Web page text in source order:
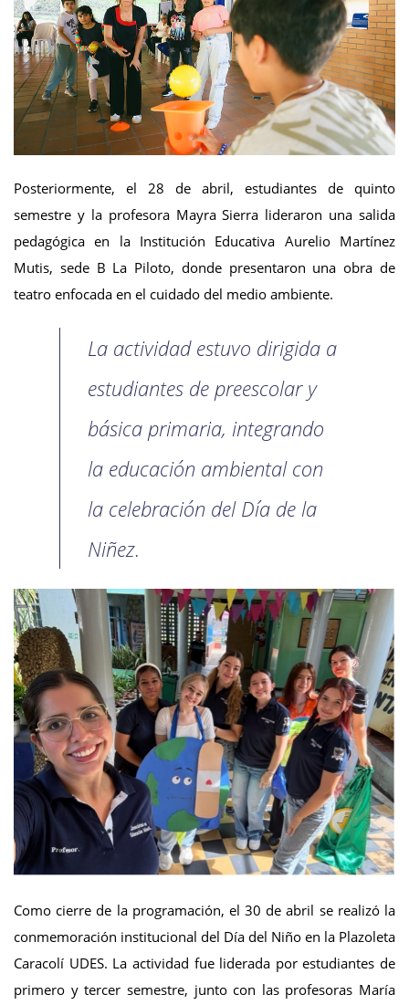
Posteriormente, el 28 de abril, estudiantes de quinto
semestre y la profesora Mayra Sierra lideraron una salida
pedagógica en la Institución Educativa Aurelio Martínez
Mutis, sede B La Piloto, donde presentaron una obra de
teatro enfocada en el cuidado del medio ambiente.
La actividad estuvo dirigida a
estudiantes de preescolar y
básica primaria, integrando
la educación ambiental con
la celebración del Día de la
Niñez.
Como cierre de la programación, el 30 de abril se realizó la
conmemoración institucional del Día del Niño en la Plazoleta
Caracolí UDES. La actividad fue liderada por estudiantes de
primero y tercer semestre, junto con las profesoras María